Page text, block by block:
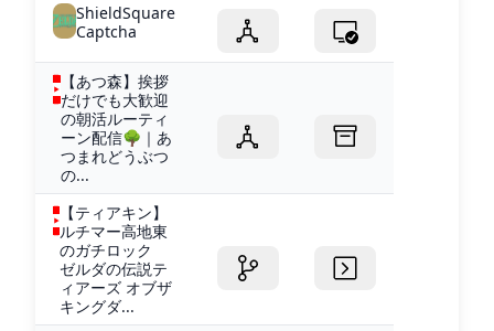
ShieldSquare
Captcha
【あつ森】挨拶
だけでも大歓迎
の朝活ルーティ
ーン配信🌳｜あ
つまれどうぶつ
の...
【ティアキン】
ルチマー高地東
のガチロック
ゼルダの伝説テ
ィアーズ オブザ
キングダ...